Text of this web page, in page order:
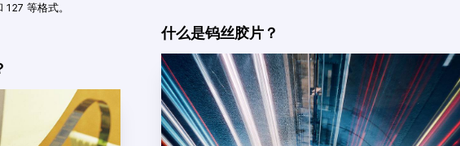
等格式。
什么是钨丝胶片？